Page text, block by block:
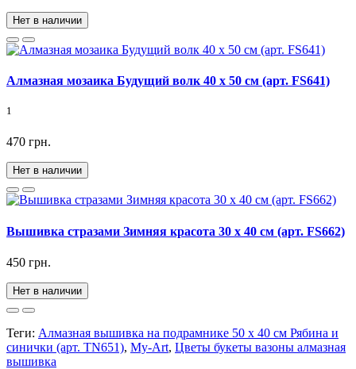
Нет в наличии
Алмазная мозаика Будущий волк 40 х 50 см (арт. FS641)
1
470 грн.
Нет в наличии
Вышивка стразами Зимняя красота 30 х 40 см (арт. FS662)
450 грн.
Нет в наличии
Теги: Алмазная вышивка на подрамнике 50 х 40 см Рябина и
синички (арт. TN651), My-Art, Цветы букеты вазоны алмазная
вышивка